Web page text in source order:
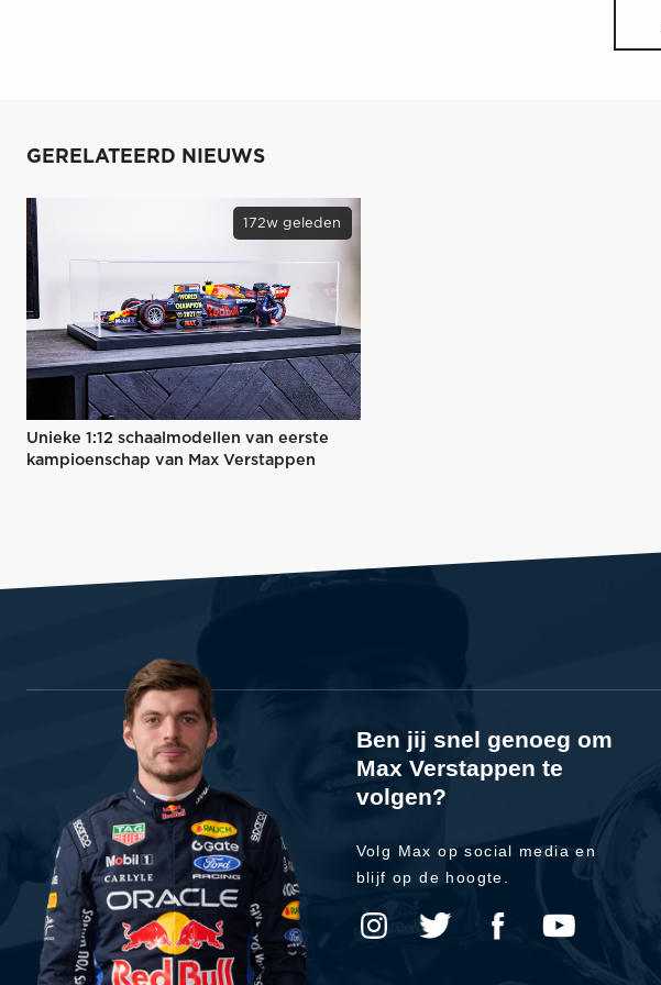
GERELATEERD NIEUWS
172w geleden
Unieke 1:12 schaalmodellen van eerste
kampioenschap van Max Verstappen
Ben jij snel genoeg om
Max Verstappen te
volgen?
Volg Max op social media en
blijf op de hoogte.